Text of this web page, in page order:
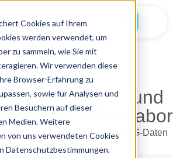
Cookies auf Ihrem
werden verwendet, um
zu sammeln, wie Sie mit
Wir verwenden diese
Browser-Erfahrung zu
sowie für Analysen und
Besuchern auf dieser
Medien. Weitere
von uns verwendeten Cookies
Datenschutzbestimmungen.
und
im Schlaflabor